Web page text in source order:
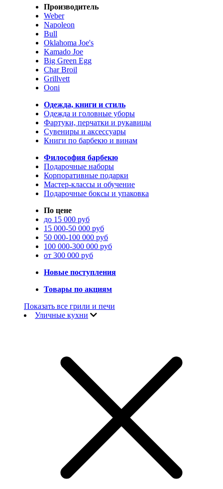
Производитель
Weber
Napoleon
Bull
Oklahoma Joe's
Kamado Joe
Big Green Egg
Char Broil
Grillvett
Ooni
Одежда, книги и стиль
Одежда и головные уборы
Фартуки, перчатки и рукавицы
Сувениры и аксессуары
Книги по барбекю и винам
Философия барбекю
Подарочные наборы
Корпоративные подарки
Мастер-классы и обучение
Подарочные боксы и упаковка
По цене
до 15 000 руб
15 000-50 000 руб
50 000-100 000 руб
100 000-300 000 руб
от 300 000 руб
Новые поступления
Товары по акциям
Показать все грили и печи
Уличные кухни